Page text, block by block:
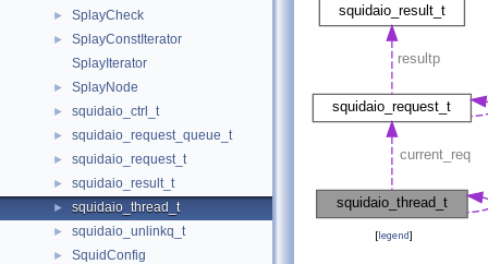
► SplayCheck
►
SplayConstIterator
SplayIterator
► SplayNode
► squidaio_ctrl_t
► squidaio_request_queue_t
► squidaio_request_t
► squidaio_result_t
► squidaio_thread_t
► squidaio_unlinkq_t
► SquidConfig
[legend]